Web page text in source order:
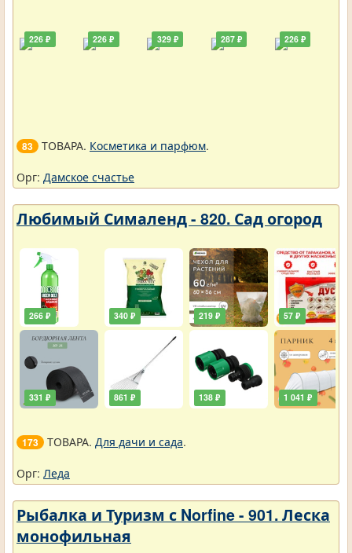
226 ₽ 226 ₽ 329 ₽ 287 ₽ 226 ₽
83 ТОВАРА. Косметика и парфюм.
Орг: Дамское счастье
Любимый Сималенд - 820. Сад огород
266 ₽
331 ₽
340 ₽
861 ₽
219 ₽
138 ₽
57 ₽
1 041 ₽
173 ТОВАРА. Для дачи и сада.
Орг: Леда
Рыбалка и Туризм с Norfine - 901. Леска
монофильная